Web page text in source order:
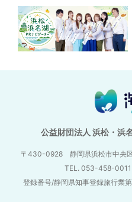
公益財団法人 浜松・浜
〒430-0928 静岡県浜松市中央
TEL. 053-458-
登録番号/静岡県知事登録旅行業